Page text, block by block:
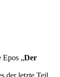
Epos „Der